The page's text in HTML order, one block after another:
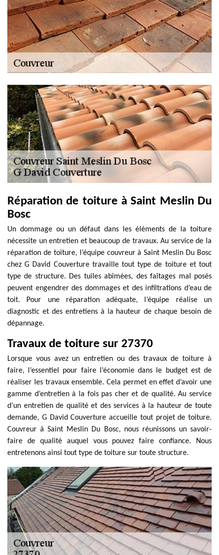
Réparation de toiture à Saint Meslin Du
Bosc
Un dommage ou un défaut dans les éléments de la toiture
nécessite un entretien et beaucoup de travaux. Au service de la
réparation de toiture, l’équipe couvreur à Saint Meslin Du Bosc
chez G David Couverture travaille tout type de toiture et tout
type de structure. Des tuiles abîmées, des faîtages mal posés
peuvent engendrer des dommages et des infiltrations d’eau de
toit. Pour une réparation adéquate, l’équipe réalise un
diagnostic et des entretiens à la hauteur de chaque besoin de
dépannage.
Travaux de toiture sur 27370
Lorsque vous avez un entretien ou des travaux de toiture à
faire, l’essentiel pour faire l’économie dans le budget est de
réaliser les travaux ensemble. Cela permet en effet d’avoir une
gamme d’entretien à la fois pas cher et de qualité. Au service
d’un entretien de qualité et des services à la hauteur de toute
demande, G David Couverture accueille tout projet de toiture.
Couvreur à Saint Meslin Du Bosc, nous réunissons un savoir-
faire de qualité auquel vous pouvez faire confiance. Nous
entretenons ainsi tout type de toiture sur toute structure.